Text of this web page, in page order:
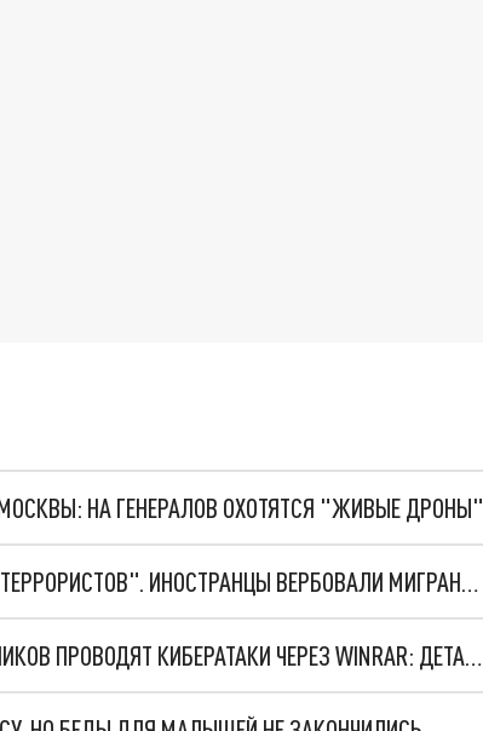
НА ГЕНЕРАЛОВ ОХОТЯТСЯ "ЖИВЫЕ ДРОНЫ"
СИЛОВИКИ МОСКВЫ НАКРЫЛИ "ФАБРИКУ ТЕРРОРИСТОВ". ИНОСТРАНЦЫ ВЕРБОВАЛИ МИГРАНТОВ ДЛЯ ДИВЕРСИЙ: ПОДРОБНОСТИ ЗАДЕРЖАНИЯ
ХАКЕРЫ НЕ ДРЕМЛЮТ. ОПГ ЗЛОУМЫШЛЕННИКОВ ПРОВОДЯТ КИБЕРАТАКИ ЧЕРЕЗ WINRAR: ДЕТАЛИ СХЕМЫ